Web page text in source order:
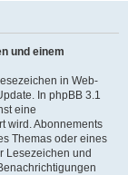
und einem
in Web-
In phpBB 3.1
eine
wird. Abonnements
Themas oder eines
Lesezeichen und